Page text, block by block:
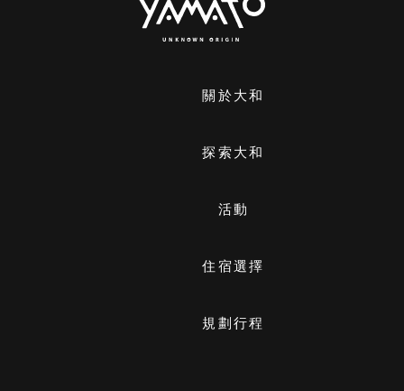
關於大和
探索大和
活動
住宿選擇
規劃行程